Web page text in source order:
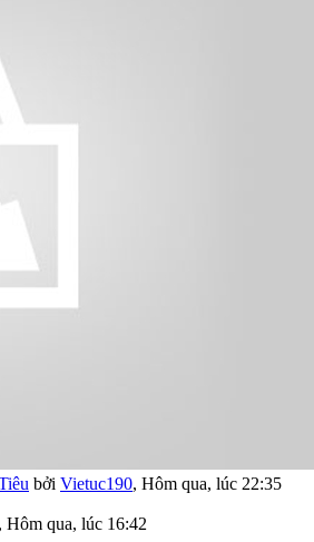
bởi Vietuc190, Hôm qua, lúc 22:35
, Hôm qua, lúc 16:42